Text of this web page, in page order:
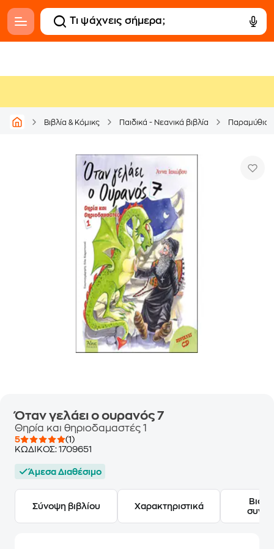
Βιβλία & Κόμικς Παιδικά - Νεανικά βιβλία Παραμύθια
Όταν γελάει ο ουρανός 7
Θηρία και θηριοδαμαστές 1
5
(1)
ΚΩΔΙΚΟΣ: 1709651
Άμεσα Διαθέσιμο
Σύνοψη βιβλίου Χαρακτηριστικά